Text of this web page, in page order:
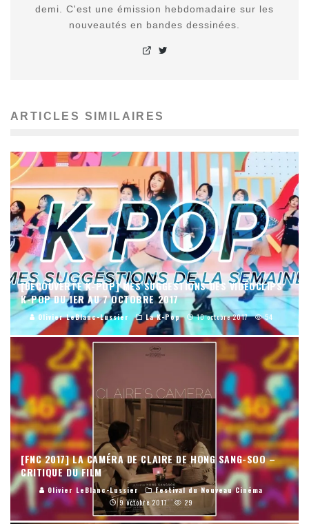
demi. C'est une émission hebdomadaire sur les
nouveautés en bandes dessinées.
ARTICLES SIMILAIRES
[DÉCOUVERTE K-POP] MES SUGGESTIONS DES VIDÉOCLIPS
K-POP DU 1ER AU 7 OCTOBRE 2017
Olivier LeBlanc-Lussier La K-Pop 10 octobre 2017 54
[FNC 2017] LA CAMÉRA DE CLAIRE DE HONG SANG-SOO –
CRITIQUE DU FILM
Olivier LeBlanc-Lussier
Festival du Nouveau Cinéma
9 octobre 2017
29